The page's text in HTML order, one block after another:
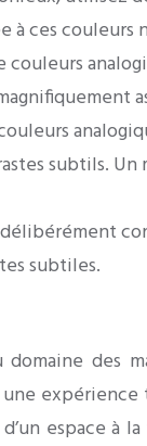
à ces couleurs
subtils.
subtiles.
des
espace